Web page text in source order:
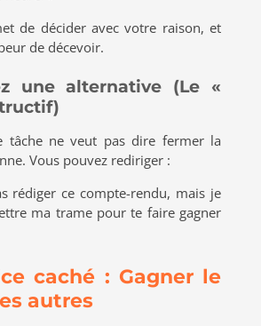
de décider avec votre raison, et
de décevoir.
une alternative (Le «
tâche ne veut pas dire fermer la
Vous pouvez rediriger :
rédiger ce compte-rendu, mais je
ma trame pour te faire gagner
caché : Gagner le
autres